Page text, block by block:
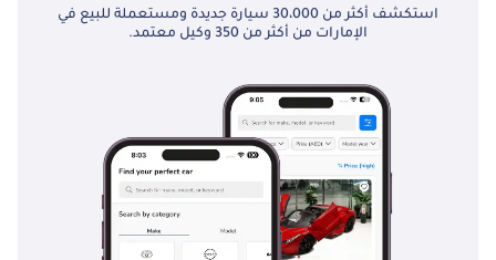
استكشف أكثر من 30،000 سيارة جديدة ومستعملة للبيع في
الإمارات من أكثر من 350 وكيل معتمد.